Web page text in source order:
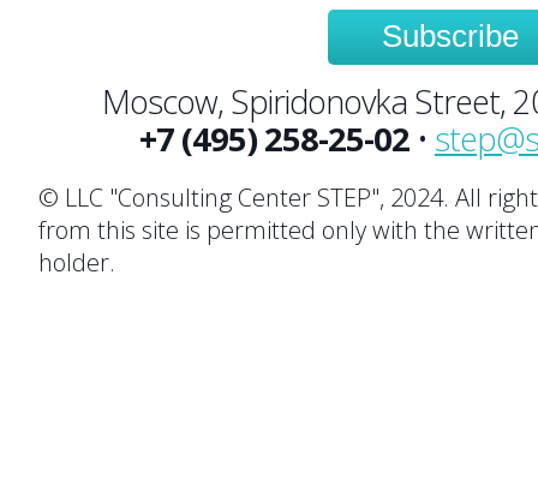
Subscribe
Moscow, Spiridonovka Street,
+7 (495) 258-25-02 •
© LLC "Consulting Center STEP", 2024. All
from this site is permitted only with the
holder.